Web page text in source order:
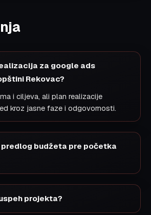
za google ads
Rekovac?
i ciljeva, ali plan realizacije
kroz jasne faze i odgovornosti.
predlog budžeta pre početka
projekta?